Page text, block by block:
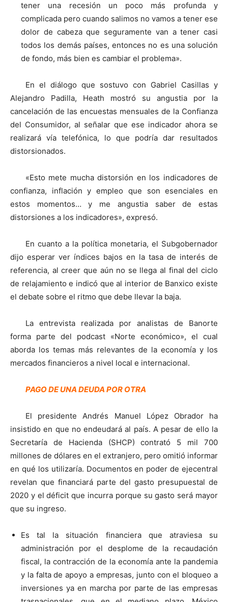
tener una recesión un poco más profunda y
complicada pero cuando salimos no vamos a tener ese
dolor de cabeza que seguramente van a tener casi
todos los demás países, entonces no es una solución
de fondo, más bien es cambiar el problema».
En el diálogo que sostuvo con Gabriel Casillas y
Alejandro Padilla, Heath mostró su angustia por la
cancelación de las encuestas mensuales de la Confianza
del Consumidor, al señalar que ese indicador ahora se
realizará vía telefónica, lo que podría dar resultados
distorsionados.
«Esto mete mucha distorsión en los indicadores de
confianza, inflación y empleo que son esenciales en
estos momentos… y me angustia saber de estas
distorsiones a los indicadores», expresó.
En cuanto a la política monetaria, el Subgobernador
dijo esperar ver índices bajos en la tasa de interés de
referencia, al creer que aún no se llega al final del ciclo
de relajamiento e indicó que al interior de Banxico existe
el debate sobre el ritmo que debe llevar la baja.
La entrevista realizada por analistas de Banorte
forma parte del podcast «Norte económico», el cual
aborda los temas más relevantes de la economía y los
mercados financieros a nivel local e internacional.
PAGO DE UNA DEUDA POR OTRA
El presidente Andrés Manuel López Obrador ha
insistido en que no endeudará al país. A pesar de ello la
Secretaría de Hacienda (SHCP) contrató 5 mil 700
millones de dólares en el extranjero, pero omitió informar
en qué los utilizaría. Documentos en poder de ejecentral
revelan que financiará parte del gasto presupuestal de
2020 y el déficit que incurra porque su gasto será mayor
que su ingreso.
Es tal la situación financiera que atraviesa su
administración por el desplome de la recaudación
fiscal, la contracción de la economía ante la pandemia
y la falta de apoyo a empresas, junto con el bloqueo a
inversiones ya en marcha por parte de las empresas